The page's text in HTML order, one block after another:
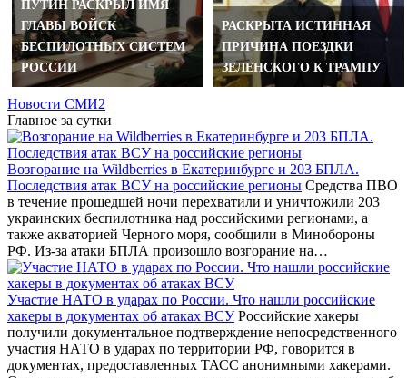
ПУТИН РАСКРЫЛ ИМЯ
ГЛАВЫ ВОЙСК
БЕСПИЛОТНЫХ СИСТЕМ
РОССИИ
РАСКРЫТА ИСТИННАЯ
ПРИЧИНА ПОЕЗДКИ
ЗЕЛЕНСКОГО К ТРАМПУ
Новости СМИ2
Главное за сутки
Возгорание на Wildberries в Екатеринбурге и 203 БПЛА.
Последствия атак ВСУ на российские регионы Средства ПВО
в течение прошедшей ночи перехватили и уничтожили 203
украинских беспилотника над российскими регионами, а
также акваторией Черного моря, сообщили в Минобороны
РФ. Из-за атаки БПЛА произошло возгорание на…
Участие НАТО в ударах по России. Что нашли российские
хакеры в документах об атаках ВСУРоссийские хакеры
получили документальное подтверждение непосредственного
участия НАТО в ударах по территории РФ, говорится в
документах, предоставленных ТАСС анонимными хакерами.